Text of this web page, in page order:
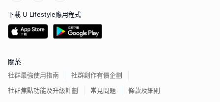
下載 U Lifestyle應用程式
關於
社群最強使用指南
社群創作有價企劃
社群焦點功能及升級計劃
常見問題 條款及細則